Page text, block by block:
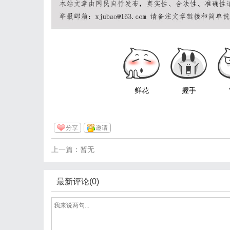
鲜花 握手
分享 邀请
上一篇：暂无
最新评论(0)